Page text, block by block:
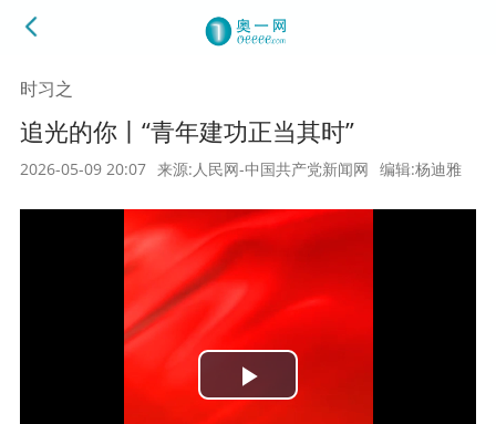
时习之
追光的你丨“青年建功正当其时”
2026-05-09 20:07 来源:人民网-中国共产党新闻网 编辑:杨迪雅
Play